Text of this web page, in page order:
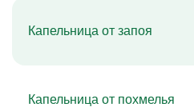
Капельница от запоя
Капельница от похмелья